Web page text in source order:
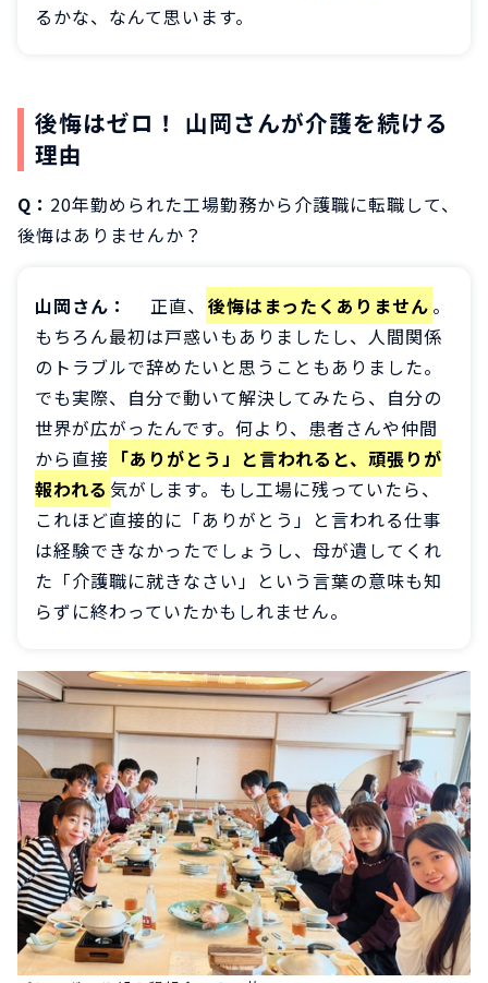
るかな、なんて思います。
後悔はゼロ！ 山岡さんが介護を続ける
理由
Q： 20年勤められた工場勤務から介護職に転職して、
後悔はありませんか？
山岡さん： 正直、 後悔はまったくありません 。
もちろん最初は戸惑いもありましたし、人間関係
のトラブルで辞めたいと思うこともありました。
でも実際、自分で動いて解決してみたら、自分の
世界が広がったんです。何より、患者さんや仲間
から直接 「ありがとう」と言われると、頑張りが
報われる 気がします。もし工場に残っていたら、
これほど直接的に「ありがとう」と言われる仕事
は経験できなかったでしょうし、母が遺してくれ
た「介護職に就きなさい」という言葉の意味も知
らずに終わっていたかもしれません。